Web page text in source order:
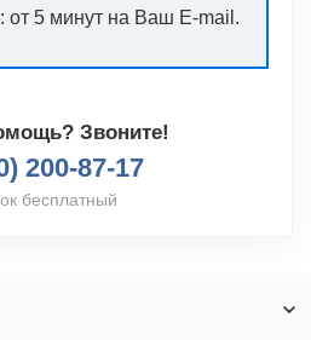
от 5 минут на Ваш E-mail.
Звоните!
200-87-17
бесплатный